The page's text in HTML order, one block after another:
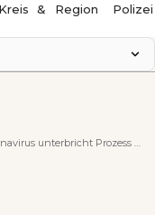
Kreis & Region Polizei
unterbricht Prozess gegen mutmaßlichen Jobcenter-Messerstecher